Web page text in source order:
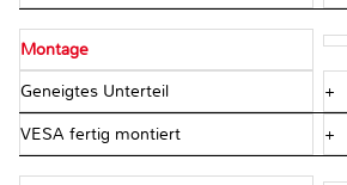
Montage
Geneigtes Unterteil +
VESA fertig montiert +